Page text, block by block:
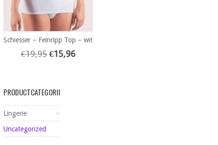
Schiesser – Feinripp Top – wit
€19,95 €15,96
PRODUCTCATEGORIEËN
Lingerie
Uncategorized